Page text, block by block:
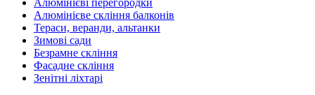
Алюмінієві перегородки
Алюмінієве скління балконів
Тераси, веранди, альтанки
Зимові сади
Безрамне скління
Фасадне скління
Зенітні ліхтарі